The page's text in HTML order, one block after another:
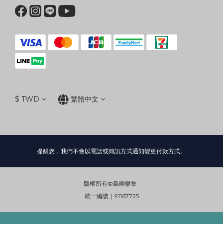
$ TWD 繁體中文
提醒您，我們不會以電話或簡訊方式通知變更付款方式。
版權所有©島嶼樂集
統一編號｜91167725